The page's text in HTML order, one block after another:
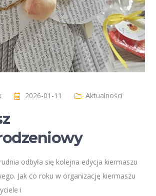
2026-01-11 Aktualności
odbyła się kolejna edycja kiermaszu
Jak co roku w organizację kiermaszu
i